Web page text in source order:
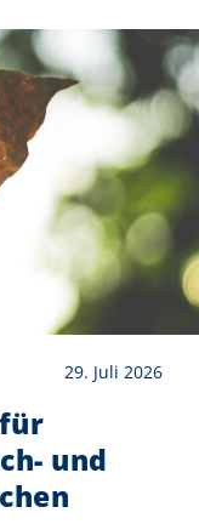
29. Juli 2026
und